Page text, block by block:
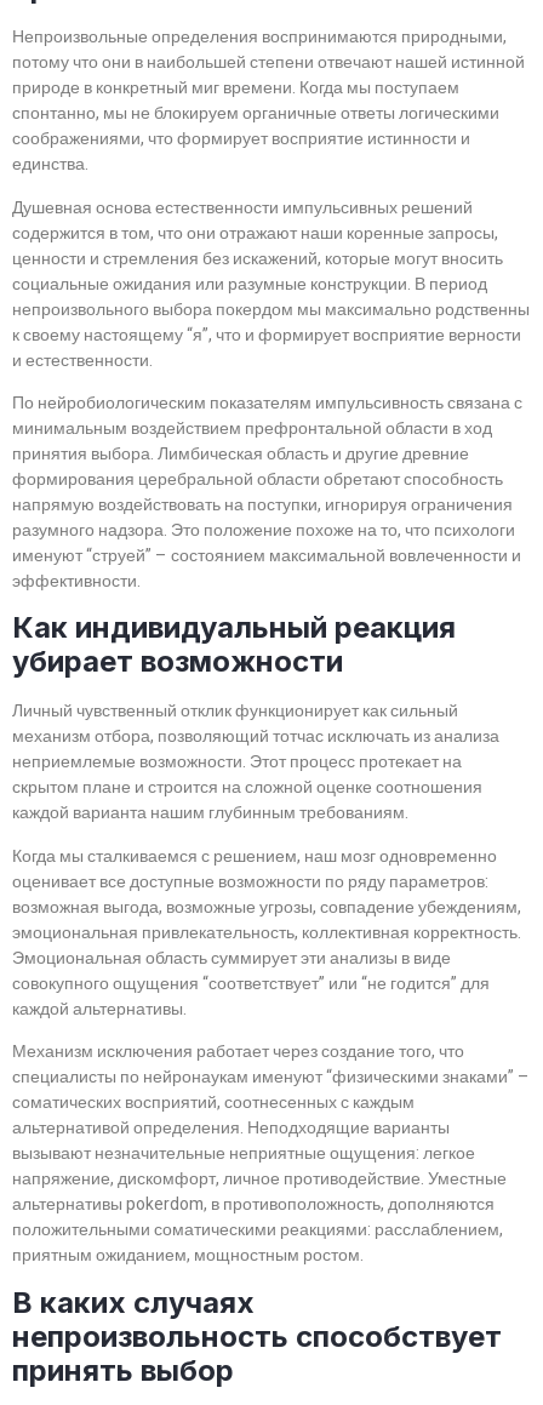
Непроизвольные определения воспринимаются природными,
потому что они в наибольшей степени отвечают нашей истинной
природе в конкретный миг времени. Когда мы поступаем
спонтанно, мы не блокируем органичные ответы логическими
соображениями, что формирует восприятие истинности и
единства.
Душевная основа естественности импульсивных решений
содержится в том, что они отражают наши коренные запросы,
ценности и стремления без искажений, которые могут вносить
социальные ожидания или разумные конструкции. В период
непроизвольного выбора покердом мы максимально родственны
к своему настоящему “я”, что и формирует восприятие верности
и естественности.
По нейробиологическим показателям импульсивность связана с
минимальным воздействием префронтальной области в ход
принятия выбора. Лимбическая область и другие древние
формирования церебральной области обретают способность
напрямую воздействовать на поступки, игнорируя ограничения
разумного надзора. Это положение похоже на то, что психологи
именуют “струей” – состоянием максимальной вовлеченности и
эффективности.
Как индивидуальный реакция
убирает возможности
Личный чувственный отклик функционирует как сильный
механизм отбора, позволяющий тотчас исключать из анализа
неприемлемые возможности. Этот процесс протекает на
скрытом плане и строится на сложной оценке соотношения
каждой варианта нашим глубинным требованиям.
Когда мы сталкиваемся с решением, наш мозг одновременно
оценивает все доступные возможности по ряду параметров:
возможная выгода, возможные угрозы, совпадение убеждениям,
эмоциональная привлекательность, коллективная корректность.
Эмоциональная область суммирует эти анализы в виде
совокупного ощущения “соответствует” или “не годится” для
каждой альтернативы.
Механизм исключения работает через создание того, что
специалисты по нейронаукам именуют “физическими знаками” –
соматических восприятий, соотнесенных с каждым
альтернативой определения. Неподходящие варианты
вызывают незначительные неприятные ощущения: легкое
напряжение, дискомфорт, личное противодействие. Уместные
альтернативы pokerdom, в противоположность, дополняются
положительными соматическими реакциями: расслаблением,
приятным ожиданием, мощностным ростом.
В каких случаях
непроизвольность способствует
принять выбор